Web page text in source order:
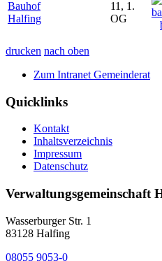
Bauhof
Halfing
11, 1.
OG
drucken nach oben
Zum Intranet Gemeinderat
Quicklinks
Kontakt
Inhaltsverzeichnis
Impressum
Datenschutz
Verwaltungsgemeinschaft
Wasserburger Str. 1
83128 Halfing
08055 9053-0